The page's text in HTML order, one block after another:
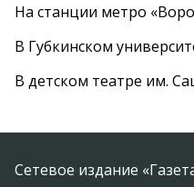
На станции метро
В Губкинском
В детском театре им.
Сетевое издание